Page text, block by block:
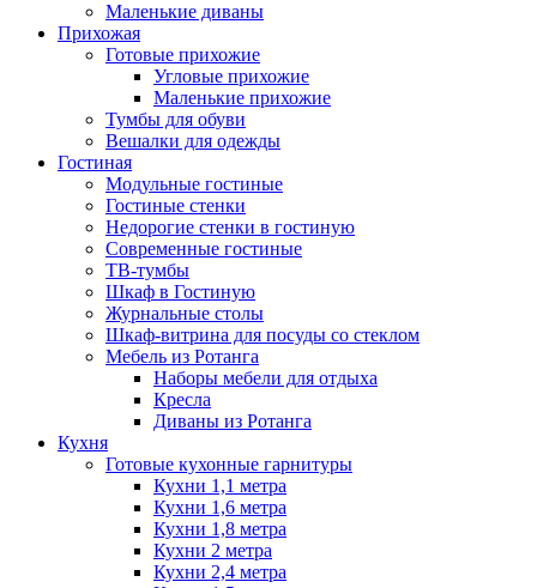
Маленькие диваны
Прихожая
Готовые прихожие
Угловые прихожие
Маленькие прихожие
Тумбы для обуви
Вешалки для одежды
Гостиная
Модульные гостиные
Гостиные стенки
Недорогие стенки в гостиную
Современные гостиные
ТВ-тумбы
Шкаф в Гостиную
Журнальные столы
Шкаф-витрина для посуды со стеклом
Мебель из Ротанга
Наборы мебели для отдыха
Кресла
Диваны из Ротанга
Кухня
Готовые кухонные гарнитуры
Кухни 1,1 метра
Кухни 1,6 метра
Кухни 1,8 метра
Кухни 2 метра
Кухни 2,4 метра